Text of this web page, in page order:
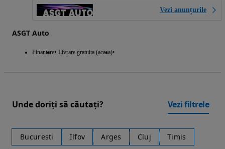
Vezi anunțurile
ASGT Auto
Finantare Livrare gratuita (acasa)
Unde doriți să căutați? Vezi filtrele
Bucuresti Ilfov Arges Cluj Timis